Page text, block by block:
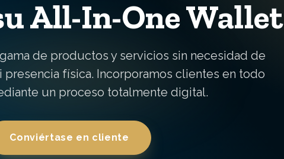
All-In-One Wallet
de productos y servicios sin necesidad de
presencia física. Incorporamos clientes en todo
un proceso totalmente digital.
Conviértase en cliente